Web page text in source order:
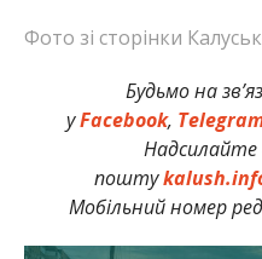
Фото зі сторінки
Будьмо на
уFacebook,
Надсилайте
пошту
Мобільний номер